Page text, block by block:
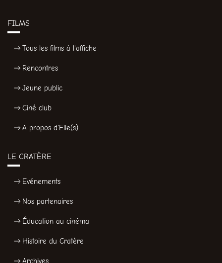
FILMS
Tous les films à l'affiche
Rencontres
Jeune public
Ciné club
A propos d'Elle(s)
LE CRATÈRE
Evénements
Nos partenaires
Éducation au cinéma
Histoire du Cratère
Archives